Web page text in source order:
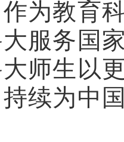
作为教育
服务国
师生以
续为中